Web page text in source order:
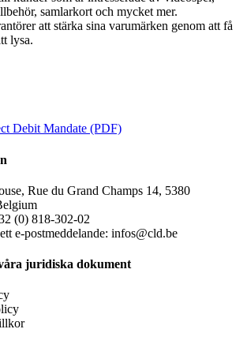
samlarkort och mycket mer.
att stärka sina varumärken genom att få
lysa.
Debit Mandate (PDF)
Rue du Grand Champs 14, 5380
(0) 818-302-02
e-postmeddelande: infos@cld.be
juridiska dokument